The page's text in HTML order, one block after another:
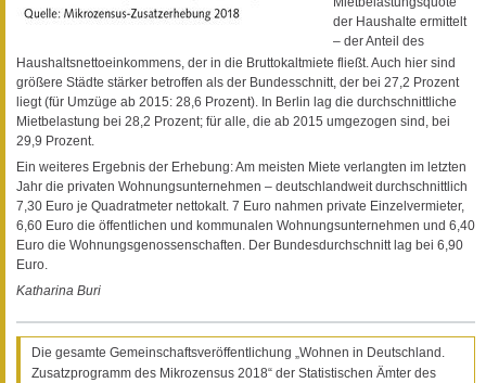
der Haushalte ermittelt
– der Anteil des
Haushaltsnettoeinkommens, der in die Bruttokaltmiete fließt. Auch hier sind
größere Städte stärker betroffen als der Bundesschnitt, der bei 27,2 Prozent
liegt (für Umzüge ab 2015: 28,6 Prozent). In Berlin lag die durchschnittliche
Mietbelastung bei 28,2 Prozent; für alle, die ab 2015 umgezogen sind, bei
29,9 Prozent.
Ein weiteres Ergebnis der Erhebung: Am meisten Miete verlangten im letzten
Jahr die privaten Wohnungsunternehmen – deutschlandweit durchschnittlich
7,30 Euro je Quadratmeter nettokalt. 7 Euro nahmen private Einzelvermieter,
6,60 Euro die öffentlichen und kommunalen Wohnungsunternehmen und 6,40
Euro die Wohnungsgenossenschaften. Der Bundesdurchschnitt lag bei 6,90
Euro.
Katharina Buri
Die gesamte Gemeinschaftsveröffentlichung „Wohnen in Deutschland.
Zusatzprogramm des Mikrozensus 2018“ der Statistischen Ämter des